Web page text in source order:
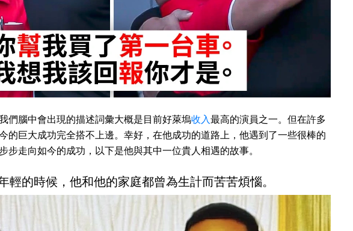
們腦中會出現的描述詞彙大概是目前好萊塢收入最高的演員之一。但在許多
的巨大成功完全搭不上邊。幸好，在他成功的道路上，他遇到了一些很棒的
步走向如今的成功，以下是他與其中一位貴人相遇的故事。
輕的時候，他和他的家庭都曾為生計而苦苦煩惱。